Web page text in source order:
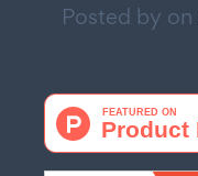
Posted by on